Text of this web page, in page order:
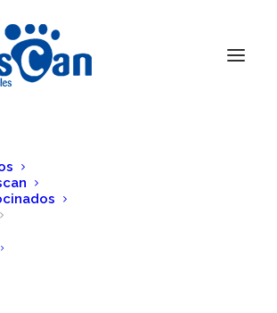
de clientes
de clientes
de amor, respeto y gratitud.